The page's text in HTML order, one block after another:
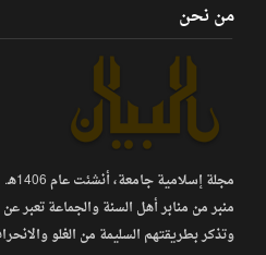
من نحن
مجلة إسلامية جامعة، أنشئت عام 1406هـ.
منبر من منابر أهل السنة والجماعة تعبر
وتذكر بطريقتهم السليمة من الغلو